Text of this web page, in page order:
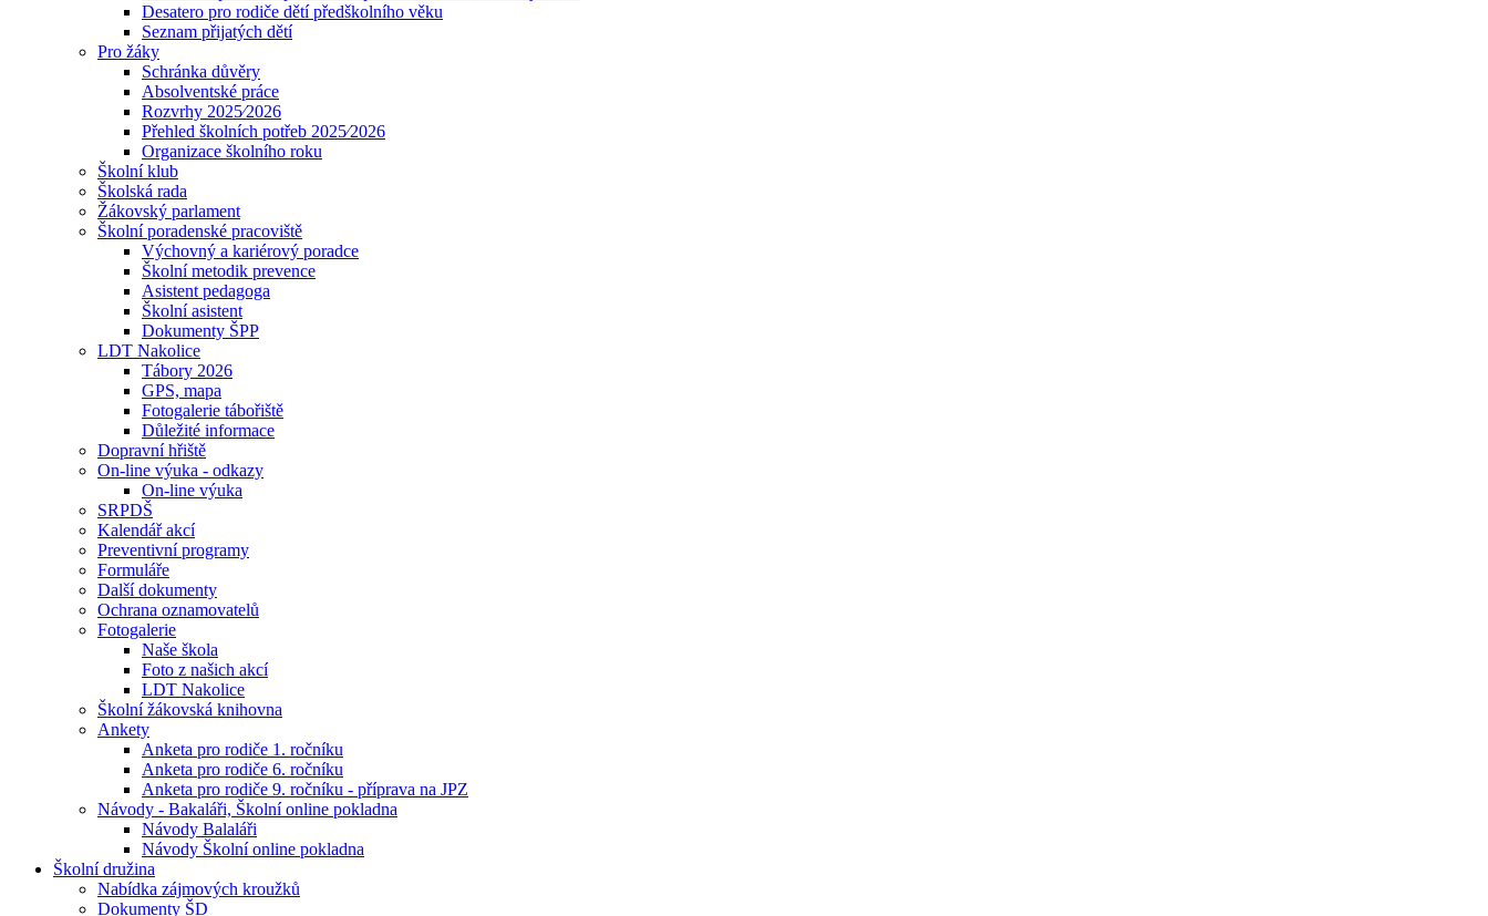
Desatero pro rodiče dětí předškolního věku
Seznam přijatých dětí
Pro žáky
Schránka důvěry
Absolventské práce
Rozvrhy 2025⁄2026
Přehled školních potřeb 2025⁄2026
Organizace školního roku
Školní klub
Školská rada
Žákovský parlament
Školní poradenské pracoviště
Výchovný a kariérový poradce
Školní metodik prevence
Asistent pedagoga
Školní asistent
Dokumenty ŠPP
LDT Nakolice
Tábory 2026
GPS, mapa
Fotogalerie tábořiště
Důležité informace
Dopravní hřiště
On-line výuka - odkazy
On-line výuka
SRPDŠ
Kalendář akcí
Preventivní programy
Formuláře
Další dokumenty
Ochrana oznamovatelů
Fotogalerie
Naše škola
Foto z našich akcí
LDT Nakolice
Školní žákovská knihovna
Ankety
Anketa pro rodiče 1. ročníku
Anketa pro rodiče 6. ročníku
Anketa pro rodiče 9. ročníku - příprava na JPZ
Návody - Bakaláři, Školní online pokladna
Návody Balaláři
Návody Školní online pokladna
Školní družina
Nabídka zájmových kroužků
Dokumenty ŠD